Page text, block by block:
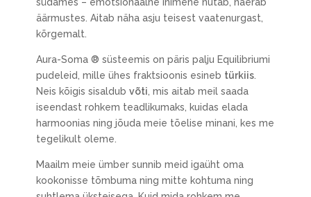
äärmustes. Aitab näha asju teisest vaatenurgast,
kõrgemalt.
Aura-Soma ® süsteemis on päris palju Equilibriumi
pudeleid, mille ühes fraktsioonis esineb türkiis.
Neis kõigis sisaldub võti , mis aitab meil saada
iseendast rohkem teadlikumaks, kuidas elada
harmoonias ning jõuda meie tõelise minani, kes me
tegelikult oleme.
Maailm meie ümber sunnib meid igaüht oma
kookonisse tõmbuma ning mitte kohtuma ning